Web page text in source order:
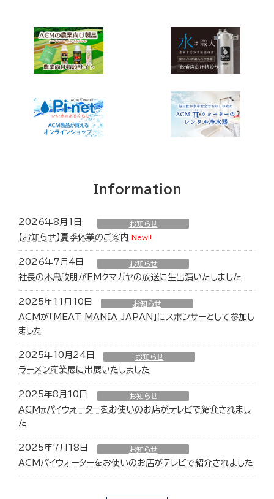
Information
2026年8月1日 お知らせ
【お知らせ】夏季休業のご案内 New!!
2026年7月4日 お知らせ
社長の木島欣朋がFMクマガヤの放送に生出演いたしました
2025年11月10日 お知らせ
ACMが「MEAT MANIA JAPAN」にスポンサーとして参加し
ました
2025年10月24日 お知らせ
ラーメン産業展に出展いたしました
2025年8月10日 お知らせ
ACMπパイウォーターをお使いのお店がテレビで紹介されまし
た
2025年7月18日 お知らせ
ACMパイウォーターをお使いのお店がテレビで紹介されました